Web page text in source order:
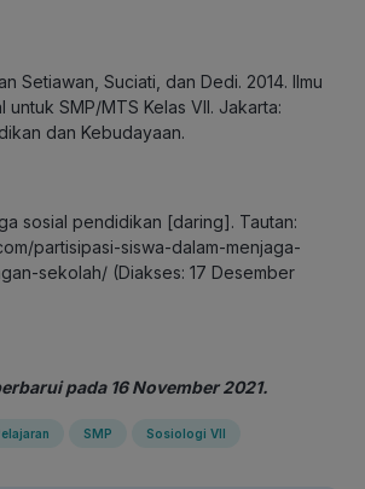
Setiawan, Suciati, dan Dedi. 2014. Ilmu
untuk SMP/MTS Kelas VII. Jakarta:
dan Kebudayaan.
sosial pendidikan [daring]. Tautan:
partisipasi-siswa-dalam-menjaga-
sekolah/ (Diakses: 17 Desember
pada 16 November 2021.
SMP Sosiologi VII